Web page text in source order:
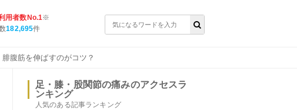
用者数No.1※
182,695件
腹筋を伸ばすのがコツ？
足・膝・股関節の痛みのアクセスラ
ンキング
人気のある記事ランキング